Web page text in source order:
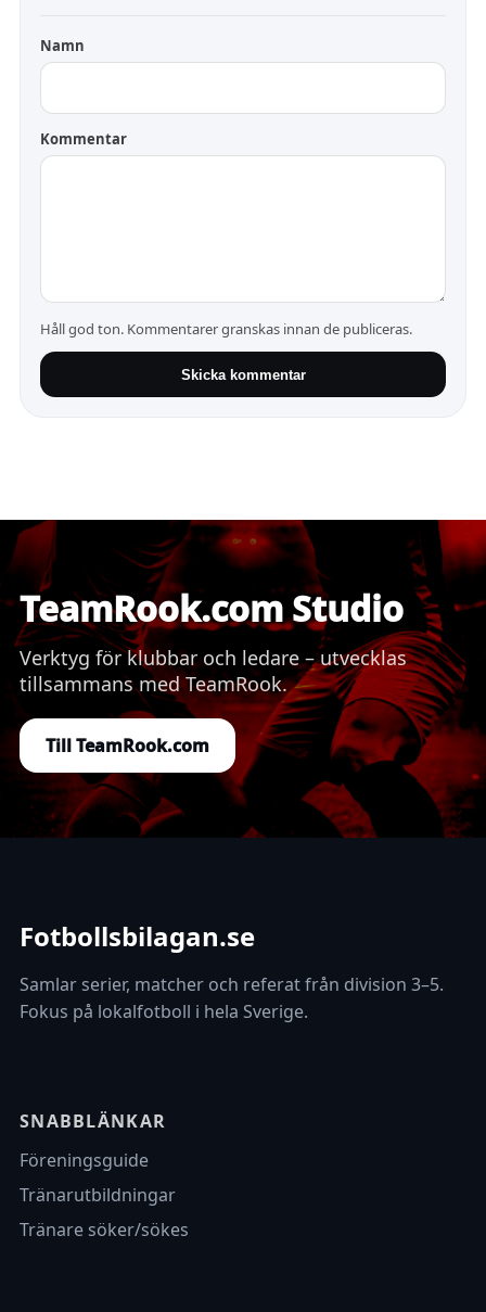
Namn
Kommentar
Håll god ton. Kommentarer granskas innan de publiceras.
Skicka kommentar
TeamRook.com Studio
Verktyg för klubbar och ledare – utvecklas
tillsammans med TeamRook.
Till TeamRook.com
Fotbollsbilagan.se
Samlar serier, matcher och referat från division 3–5.
Fokus på lokalfotboll i hela Sverige.
SNABBLÄNKAR
Föreningsguide
Tränarutbildningar
Tränare söker/sökes